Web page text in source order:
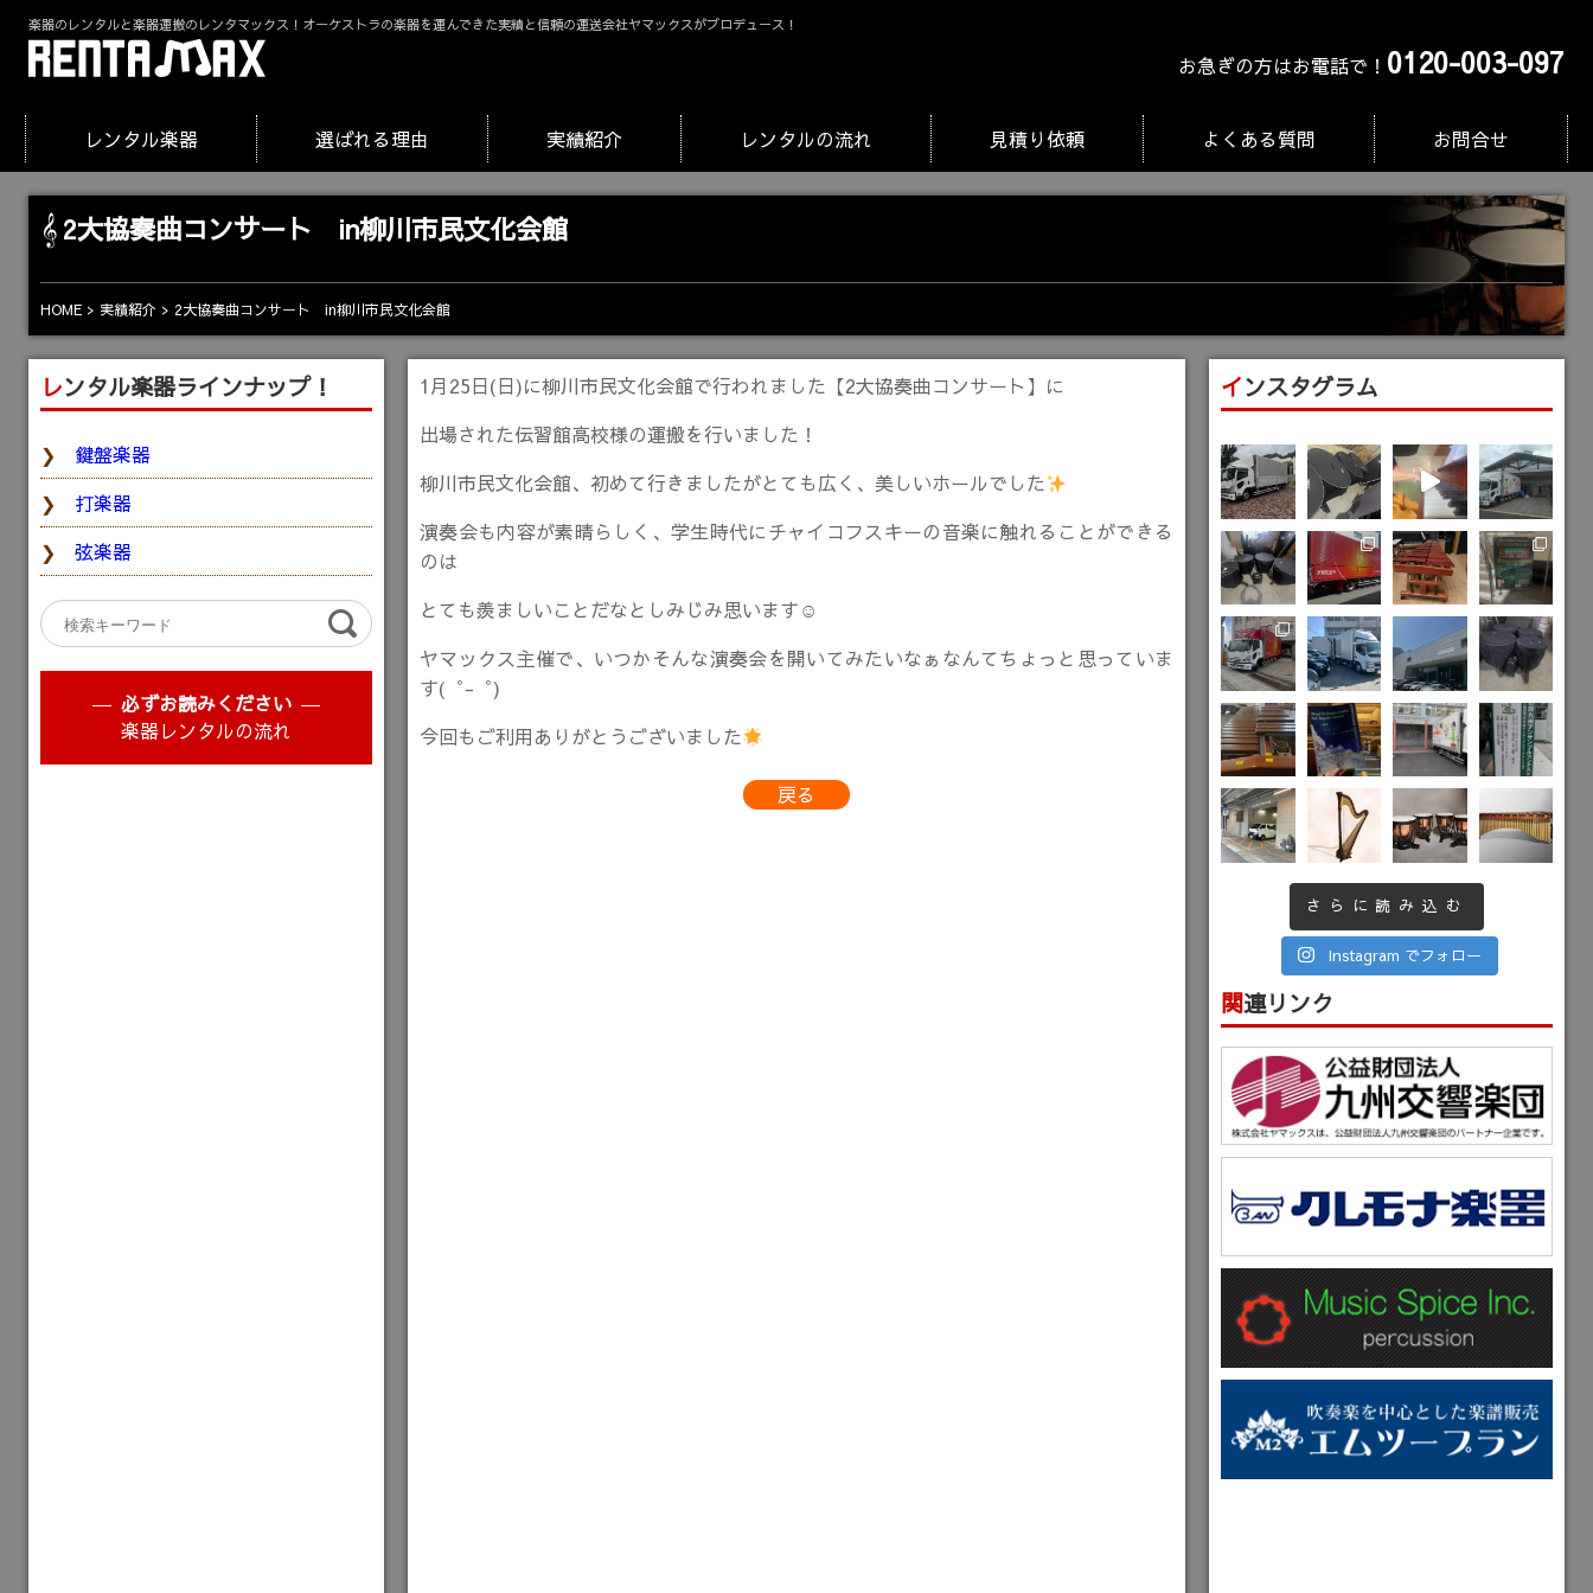
楽器のレンタルと楽器運搬のレンタマックス！オーケストラの楽器を運んできた実績と信頼の運送会社ヤマックスがプロデュース！
お急ぎの方はお電話で！ 0120-003-097
レンタル楽器 選ばれる理由 実績紹介 レンタルの流れ 見積り依頼 よくある質問 お問合せ
2大協奏曲コンサート in柳川市民文化会館
HOME 実績紹介 2大協奏曲コンサート in柳川市民文化会館
1月25日(日)に柳川市民文化会館で行われました【2大協奏曲コンサート】に
出場された伝習館高校様の運搬を行いました！
柳川市民文化会館、初めて行きましたがとても広く、美しいホールでした
演奏会も内容が素晴らしく、学生時代にチャイコフスキーの音楽に触れることができる
のは
とても羨ましいことだなとしみじみ思います☺
ヤマックス主催で、いつかそんな演奏会を開いてみたいなぁなんてちょっと思っていま
す(゜-゜)
今回もご利用ありがとうございました
戻る
レンタル楽器ラインナップ！
鍵盤楽器
打楽器
弦楽器
必ずお読みください
楽器レンタルの流れ
インスタグラム
さらに読み込む
Instagram でフォロー
関連リンク